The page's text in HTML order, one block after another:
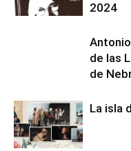
2024
de las
de
La isla